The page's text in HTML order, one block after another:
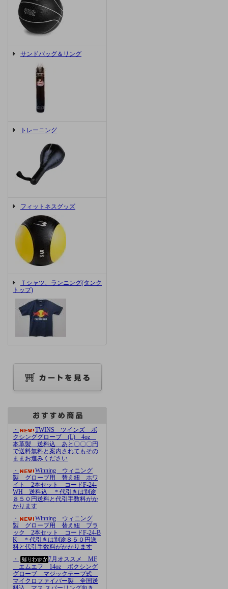
サンドバッグ＆リング
トレーニング
フィットネスグッズ
Ｔシャツ、ランニング(タンク
トップ)
・
TWINS ツインズ ボ
クシンググローブ (L) 4oz
本革製 送料込 あと〇〇〇円
で送料無料と案内されてもその
ままお進みください
・
Winning ウィニング
製 グローブ用 替え紐 ホワ
イト 2本セット コードF-24-
WH 送料込 ＊代引きは別途
８５０円送料と代引手数料がか
かります
・
Winning ウィニング
製 グローブ用 替え紐 ブラ
ック 2本セット コードF-24-B
K ＊代引きは別途８５０円送
料と代引手数料がかかります
・
7月オススメ MF
エムエフ 14oz ボクシング
グローブ マジックテープ式
マイクロファイバー製 全国送